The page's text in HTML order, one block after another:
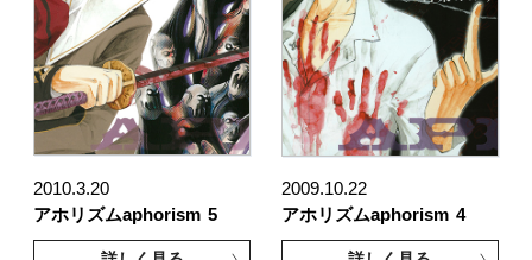
2010.3.20
アホリズムaphorism 5
2009.10.22
アホリズムaphorism 4